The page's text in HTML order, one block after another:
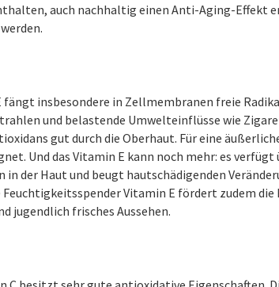
auch nachhaltig einen Anti-Aging-Effekt
insbesondere in Zellmembranen freie
und belastende Umwelteinflüsse wie
gut durch die Oberhaut. Für eine
Und das Vitamin E kann noch mehr: es
der Haut und beugt hautschädigenden
Vitamin E fördert zudem
jugendlich frisches Aussehen.